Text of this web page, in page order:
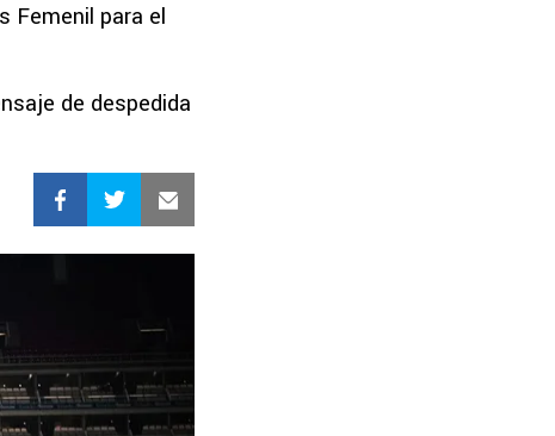
Femenil para el
de despedida